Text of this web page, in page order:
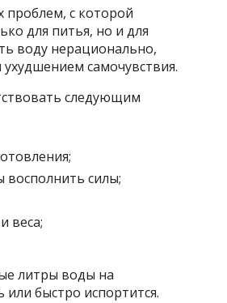
проблем, с которой
для питья, но и для
воду нерационально,
самочувствия.
следующим
восполнить силы;
веса;
литры воды на
быстро испортится.